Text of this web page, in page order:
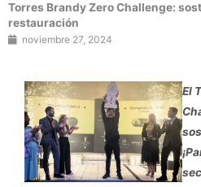
Torres Brandy Zero Challenge:
restauración
noviembre 27, 2024
El